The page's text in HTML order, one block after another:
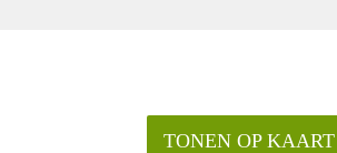
TONEN OP KAART